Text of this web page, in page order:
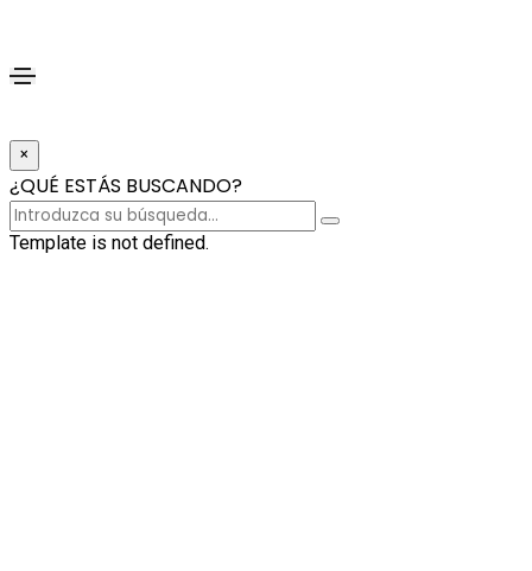
×
¿QUÉ ESTÁS BUSCANDO?
Template is not defined.